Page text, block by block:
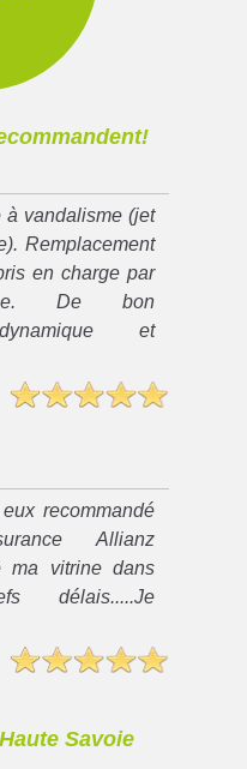
à vandalisme (jet
Remplacement
en charge par
De bon
et
recommandé
Allianz
ma vitrine dans
délais.....Je
Savoie